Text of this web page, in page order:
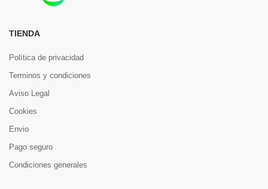
TIENDA
Política de privacidad
Terminos y condiciones
Aviso Legal
Cookies
Envio
Pago seguro
Condiciones generales